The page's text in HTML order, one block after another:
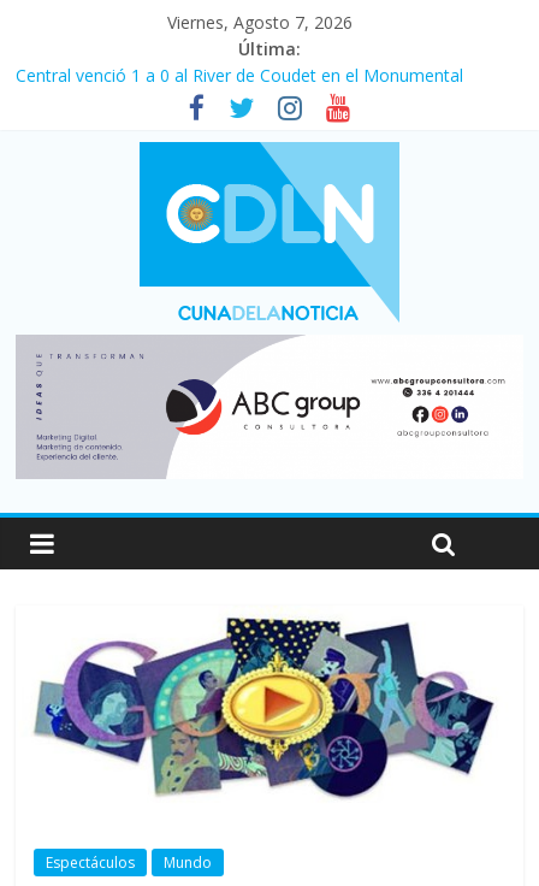
Viernes, Agosto 7, 2026
Última:
Central venció 1 a 0 al River de Coudet en el Monumental
La morosidad alcanzó su nivel más alto en dos décadas y ya
afecta a 400 mil deudores en Santa Fe
Desde que asumió Milei cerraron 41.000 kioscos: el sector
denuncia crisis como en 2001
Vacaciones de invierno con más movimiento y consumo
turístico: 4,6 millones de personas viajaron por el país, un 5,9%
Fuerte caída de la venta de autos usados en julio: bajó un 12,6%
Espectáculos Mundo